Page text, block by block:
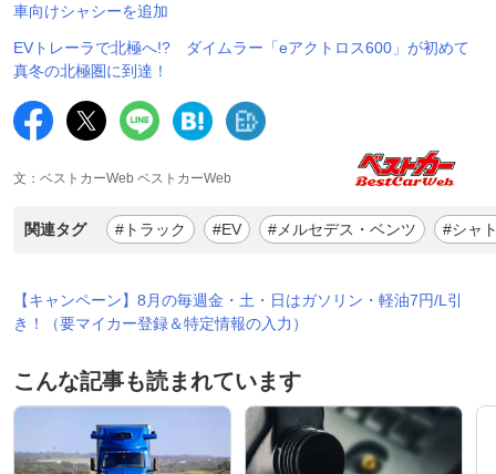
車向けシャシーを追加
EVトレーラで北極へ!? ダイムラー「eアクトロス600」が初めて
真冬の北極圏に到達！
文：ベストカーWeb ベストカーWeb
関連タグ #トラック #EV #メルセデス・ベンツ #シャ
【キャンペーン】8月の毎週金・土・日はガソリン・軽油7円/L引
き！（要マイカー登録＆特定情報の入力）
こんな記事も読まれています